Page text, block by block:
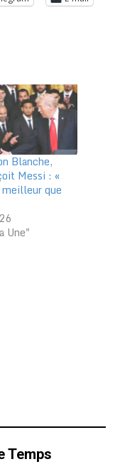
Blanche,
Messi : «
que
Une"
Temps